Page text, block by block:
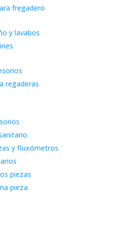
fregadero
y lavabos
regaderas
y fluxómetros
piezas
pieza